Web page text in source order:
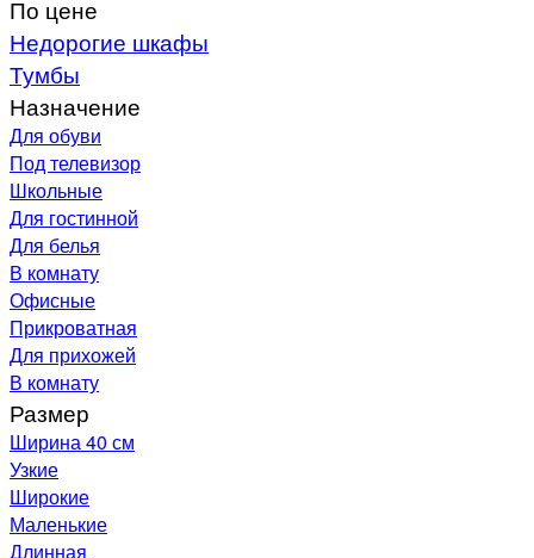
По цене
Недорогие шкафы
Тумбы
Назначение
Для обуви
Под телевизор
Школьные
Для гостинной
Для белья
В комнату
Офисные
Прикроватная
Для прихожей
В комнату
Размер
Ширина 40 см
Узкие
Широкие
Маленькие
Длинная